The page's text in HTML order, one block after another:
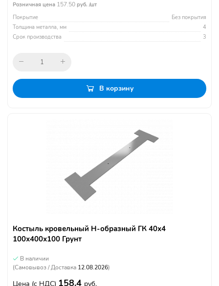
Розничная цена 157.50 руб. /шт
Покрытие
Без покрытия
Толщина металла, мм
4
Срок производства
3
В корзину
Костыль кровельный Н-образный ГК 40х4
100х400х100 Грунт
В наличии
(Самовывоз / Доставка 12.08.2026)
Цена (с НДС) 158.4 руб.